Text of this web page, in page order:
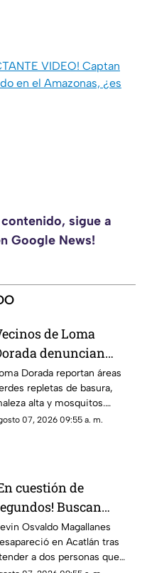
VIDEO! Captan
en el Amazonas, ¿es
sigue a
Google News!
de Loma
denuncian
total de
verdes
Dorada reportan áreas
repletas de basura,
alta y mosquitos.
atención inmediata a
07, 2026 09:55 a. m.
cuestión de
Buscan
a
Osvaldo
Osvaldo Magallanes
en Acatlán tras
a dos personas que